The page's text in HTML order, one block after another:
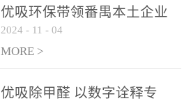
优吸环保带领番禺本​土企业
勇敢破局向“新”
2024 - 11 - 04
MORE >
优吸除甲醛 以数字诠释专